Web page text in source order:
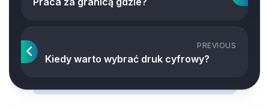
PREVIOUS
Kiedy warto wybrać druk cyfrowy?